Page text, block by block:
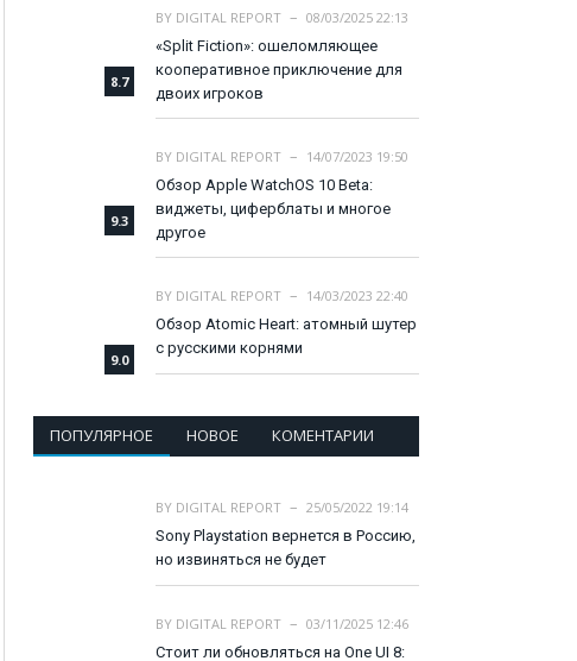
8.7
BY DIGITAL REPORT
08/03/2025 22:13
«Split Fiction»: ошеломляющее
кооперативное приключение для
двоих игроков
9.3
BY DIGITAL REPORT
14/07/2023 19:50
Обзор Apple WatchOS 10 Beta:
виджеты, циферблаты и многое
другое
9.0
BY DIGITAL REPORT
14/03/2023 22:40
Обзор Atomic Heart: атомный шутер
с русскими корнями
ПОПУЛЯРНОЕ НОВОЕ КОМЕНТАРИИ
BY DIGITAL REPORT
25/05/2022 19:14
Sony Playstation вернется в Россию,
но извиняться не будет
BY DIGITAL REPORT
03/11/2025 12:46
Стоит ли обновляться на One UI 8: